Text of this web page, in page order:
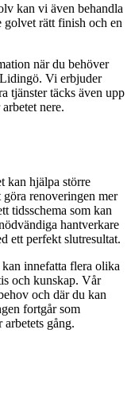
kan vi även behandla
golvet rätt finish och en
när du behöver
Vi erbjuder
tjänster täcks även upp
nere.
kan hjälpa större
renoveringen mer
tidsschema som kan
hantverkare
ett perfekt slutresultat.
innefatta flera olika
och kunskap. Vår
och där du kan
fortgår som
arbetets gång.